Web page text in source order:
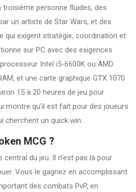
personne fluides, des
un artiste de Star Wars, et des
qui exigent stratégie, coordination et
sur PC avec des exigences
Intel i5-6600K ou AMD
et une carte graphique GTX 1070
15 à 20 heures de jeu pour
montre qu’il est fait pour des joueurs
cherchent un quick win.
MCG ?
du jeu. Il n’est pas là pour
Vous le gagnez en accomplissant
des combats PvP, en